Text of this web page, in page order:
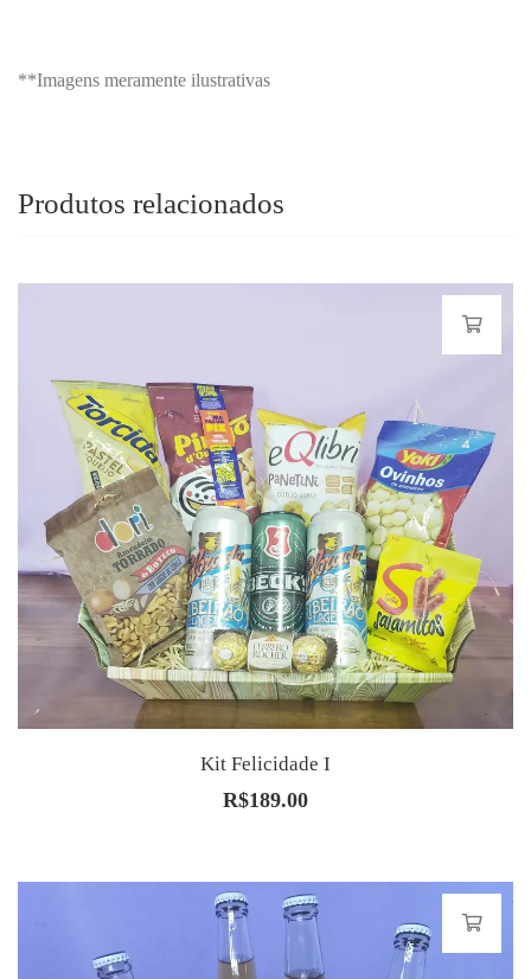
**Imagens meramente ilustrativas
Produtos relacionados
Kit Felicidade I
R$189.00